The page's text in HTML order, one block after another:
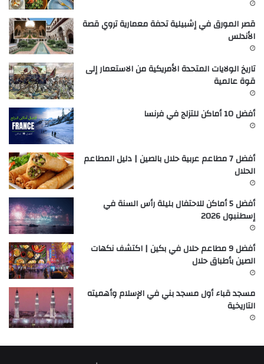
قصر المورق في إشبيلية تحفة معمارية تروي قصة
الأندلس
تاريخ الولايات المتحدة الأمريكية من الاستعمار إلى
قوة عالمية
أفضل 10 أماكن للتزلج في فرنسا
أفضل 7 مطاعم عربية حلال بالصين | دليل المطاعم
الحلال
أفضل 5 أماكن للاحتفال بليلة رأس السنة في
إسطنبول 2026
أفضل 9 مطاعم حلال في بكين | اكتشف نكهات
الصين بأطباق حلال
مسجد قباء أول مسجد بني في الإسلام وأهميته
التاريخية